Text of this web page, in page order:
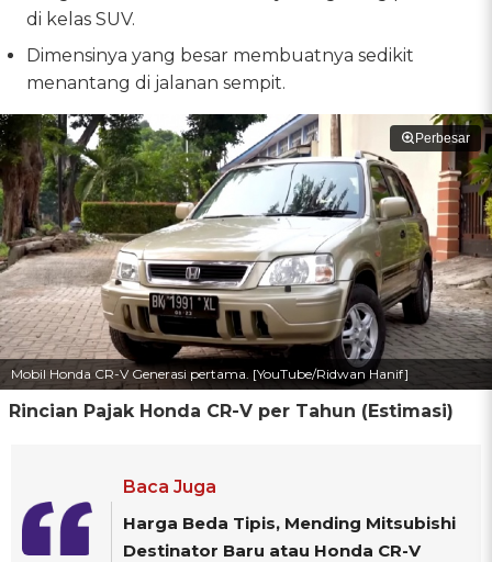
di kelas SUV.
Dimensinya yang besar membuatnya sedikit
menantang di jalanan sempit.
Perbesar
Mobil Honda CR-V Generasi pertama. [YouTube/Ridwan Hanif]
Rincian Pajak Honda CR-V per Tahun (Estimasi)
Baca Juga
Harga Beda Tipis, Mending Mitsubishi
Destinator Baru atau Honda CR-V